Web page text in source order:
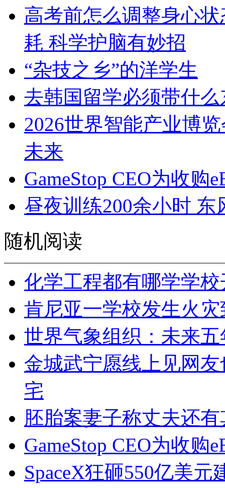
高考前怎么调整身心
耗 科学护脑有妙招
“杂技之乡”的洋学生
去韩国留学必须带什么
2026世界智能产业博
未来
GameStop CEO为收购
昼夜训练200余小时
随机阅读
化学工程都有哪学学校
肯尼亚一学校发生火
世界气象组织：未来
金城武宁愿线上见网
宅
胚胎案妻子称丈夫还
GameStop CEO为收购
SpaceX狂砸550亿美元